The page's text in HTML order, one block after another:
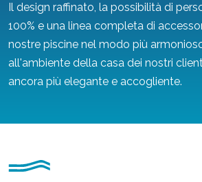
Il design raffinato, la possibilità di
100% e una linea completa di
nostre piscine nel modo più
all'ambiente della casa dei nostri
ancora più elegante e accogliente.